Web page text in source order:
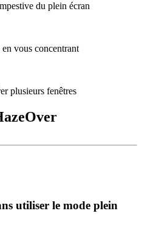
du plein écran
vous concentrant
plusieurs fenêtres
utiliser le mode plein